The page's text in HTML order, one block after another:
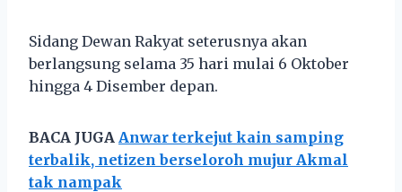
Sidang Dewan Rakyat seterusnya akan
berlangsung selama 35 hari mulai 6 Oktober
hingga 4 Disember depan.
BACA JUGA Anwar terkejut kain samping
terbalik, netizen berseloroh mujur Akmal
tak nampak